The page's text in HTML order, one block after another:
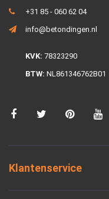
+31 85 - 060 62 04
info@betondingen.nl
KVK: 78323290
BTW: NL861346762B01
Klantenservice